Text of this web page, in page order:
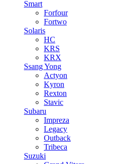
Smart
Forfour
Fortwo
Solaris
HC
KRS
KRX
Ssang Yong
Actyon
Kyron
Rexton
Stavic
Subaru
Impreza
Legacy
Outback
Tribeca
Suzuki